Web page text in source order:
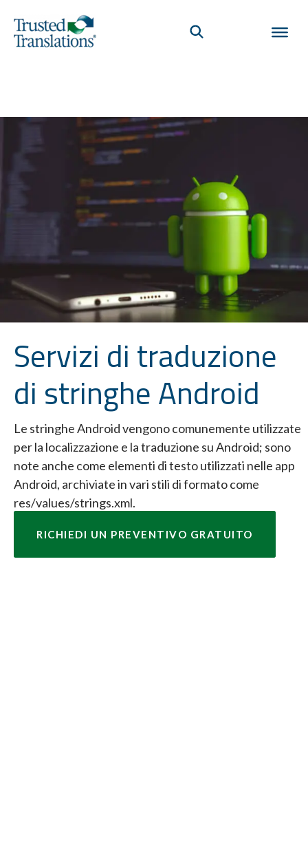
Servizi di traduzione
di stringhe Android
Le stringhe Android vengono comunemente utilizzate
per la localizzazione e la traduzione su Android; sono
note anche come elementi di testo utilizzati nelle app
Android, archiviate in vari stili di formato come
res/values/strings.xml.
RICHIEDI UN PREVENTIVO GRATUITO